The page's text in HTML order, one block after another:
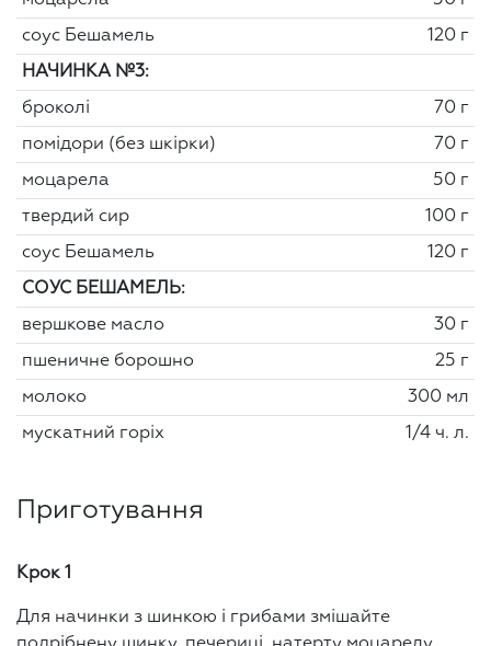
соус Бешамель 120 г
НАЧИНКА №3:
броколі 70 г
помідори (без шкірки) 70 г
моцарела 50 г
твердий сир 100 г
соус Бешамель 120 г
СОУС БЕШАМЕЛЬ:
вершкове масло 30 г
пшеничне борошно 25 г
молоко 300 мл
мускатний горіх 1/4 ч. л.
Приготування
Крок 1
Для начинки з шинкою і грибами змішайте